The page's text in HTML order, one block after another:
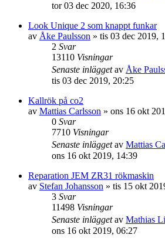
tor 03 dec 2020, 16:36
Look Unique 2 som knappt funkar
av Åke Paulsson » tis 03 dec 2019,
2 Svar
13110 Visningar
Senaste inläggetav Åke
tis 03 dec 2019, 20:25
Kallrök på co2
av Mattias Carlsson » ons 16 okt
0 Svar
7710 Visningar
Senaste inläggetav Mattias
ons 16 okt 2019, 14:39
Reparation JEM ZR31 rökmaskin
av Stefan Johansson » tis 15 okt
3 Svar
11498 Visningar
Senaste inläggetav Mathias
ons 16 okt 2019, 06:27